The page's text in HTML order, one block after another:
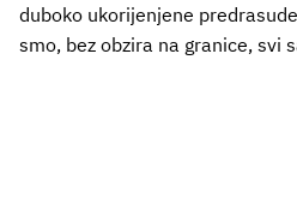
duboko ukorijenjene
smo, bez obzira na granice, svi